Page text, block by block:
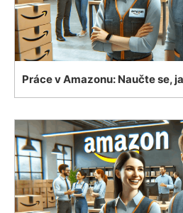
Práce v Amazonu: Naučte se,